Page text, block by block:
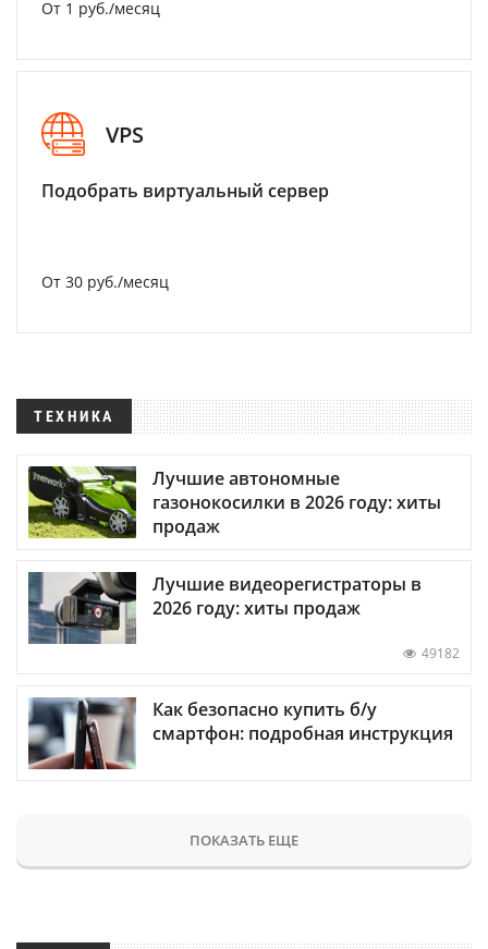
От 1 руб./месяц
VPS
Подобрать виртуальный сервер
От 30 руб./месяц
ТЕХНИКА
Лучшие автономные
газонокосилки в 2026 году: хиты
продаж
Лучшие видеорегистраторы в
2026 году: хиты продаж
49182
Как безопасно купить б/у
смартфон: подробная инструкция
ПОКАЗАТЬ ЕЩЕ